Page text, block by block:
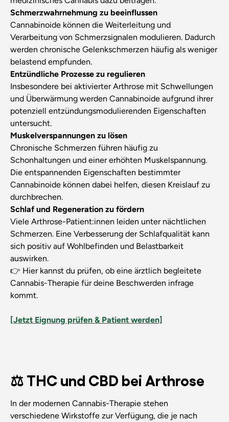
Schmerzwahrnehmung zu beeinflussen
Cannabinoide können die Weiterleitung und
Verarbeitung von Schmerzsignalen modulieren. Dadurch
werden chronische Gelenkschmerzen häufig als weniger
belastend empfunden.
Entzündliche Prozesse zu regulieren
Insbesondere bei aktivierter Arthrose mit Schwellungen
und Überwärmung werden Cannabinoide aufgrund ihrer
potenziell entzündungsmodulierenden Eigenschaften
untersucht.
Muskelverspannungen zu lösen
Chronische Schmerzen führen häufig zu
Schonhaltungen und einer erhöhten Muskelspannung.
Die entspannenden Eigenschaften bestimmter
Cannabinoide können dabei helfen, diesen Kreislauf zu
durchbrechen.
Schlaf und Regeneration zu fördern
Viele Arthrose-Patient:innen leiden unter nächtlichen
Schmerzen. Eine Verbesserung der Schlafqualität kann
sich positiv auf Wohlbefinden und Belastbarkeit
auswirken.
👉 Hier kannst du prüfen, ob eine ärztlich begleitete
Cannabis-Therapie für deine Beschwerden infrage
kommt.
[Jetzt Eignung prüfen & Patient werden]
⚖️ THC und CBD bei Arthrose
In der modernen Cannabis-Therapie stehen
verschiedene Wirkstoffe zur Verfügung, die je nach